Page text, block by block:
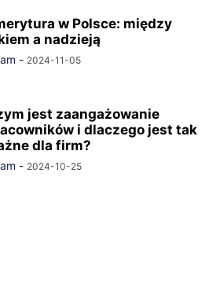
w Polsce: między
a nadzieją
- 2024-11-05
jest zaangażowanie
i dlaczego jest tak
dla firm?
- 2024-10-25